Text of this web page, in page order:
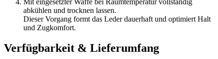
Mit eingesetzter Waffe bei Raumtemperatur vollständig
abkühlen und trocknen lassen.
Dieser Vorgang formt das Leder dauerhaft und optimiert Halt
und Zugkomfort.
Verfügbarkeit & Lieferumfang